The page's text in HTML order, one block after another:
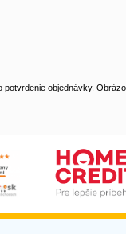
objednávky.